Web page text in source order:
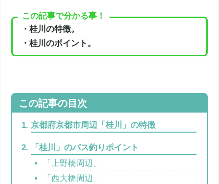
この記事で分かる事！
・桂川の特徴。
・桂川のポイント。
京都府京都市周辺「桂川」の特徴
「桂川」のバス釣りポイント
「上野橋周辺」
「西大橋周辺」